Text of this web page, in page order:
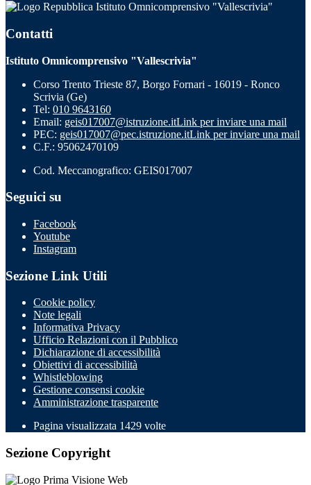
Istituto Omnicomprensivo "Vallescrivia"
Contatti
Istituto Omnicomprensivo "Vallescrivia"
Corso Trento Trieste 87, Borgo Fornari - 16019 - Ronco
Scrivia (Ge)
Tel: 010 9643160
Email: geis017007@istruzione.itLink per inviare una mail
PEC: geis017007@pec.istruzione.itLink per inviare una mail
C.F.: 95062470109
Cod. Meccanografico: GEIS017007
Seguici su
Facebook
Youtube
Instagram
Sezione Link Utili
Cookie policy
Note legali
Informativa Privacy
Ufficio Relazioni con il Pubblico
Dichiarazione di accessibilità
Obiettivi di accessibilità
Whistleblowing
Gestione consensi cookie
Amministrazione trasparente
Pagina visualizzata 1429 volte
Sezione Copyright